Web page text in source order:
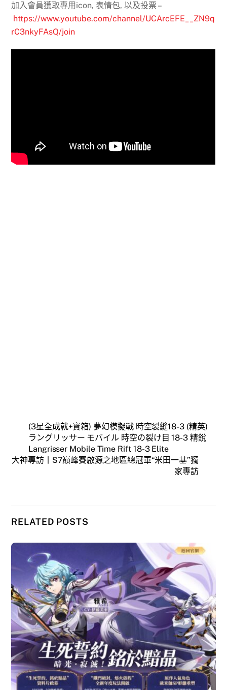
加入會員獲取專用icon, 表情包, 以及投票 –
https://www.youtube.com/channel/UCArcEFE__ZN9q
rC3nkyFAsQ/join
(3星全成就+寶箱) 夢幻模擬戰 時空裂縫18-3 (精英)
ラングリッサー モバイル 時空の裂け目 18-3 精銳
Langrisser Mobile Time Rift 18-3 Elite
大神專訪丨S7巔峰賽啟源之地區總冠軍“米田一基”獨
家專訪
RELATED POSTS